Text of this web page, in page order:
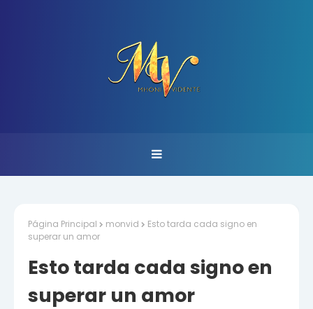
Página Principal monvid
Esto tarda cada signo en
superar un amor
Esto tarda cada signo en
superar un amor